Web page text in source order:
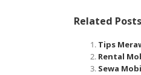
Related
Tips
Rental
Sewa